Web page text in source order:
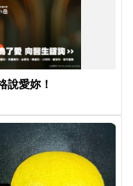
說愛妳！